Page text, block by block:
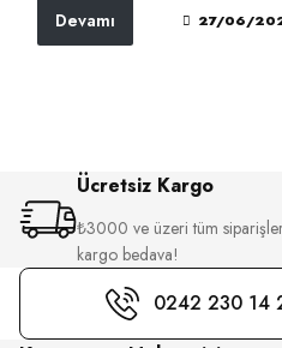
Şamil Saat’ın bilgi ve
Devamı 27/06/
Ücretsiz Kargo
₺3000 ve üzeri tüm
kargo bedava!
0242 230 14